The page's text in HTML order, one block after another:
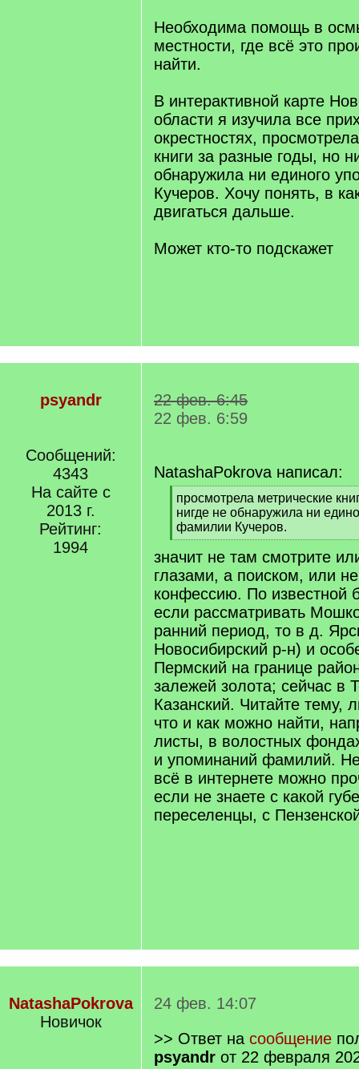
Необходима помощь в
местности, где всё это
найти.
В интерактивной карте
области я изучила все
окрестностях,
книги за разные годы, но
обнаружила ни единого
Кучеров. Хочу понять, в
двигаться дальше.
Может кто-то подскажет
psyandr
Сообщений:
4343
На сайте с
2013 г.
Рейтинг:
1994
22 фев. 6:45
22 фев. 6:59
NatashaPokrova написал:
[
q
]
просмотрела метрические
нигде не обнаружила ни
фамилии Кучеров.
[
/
q
]
значит не там смотрите
глазами, а поиском, или
конфессию. По известной
если рассматривать
ранний период, то в д.
Новосибирский р-н) и
Пермский на границе
залежей золота; сейчас в
Казанский. Читайте тему,
что и как можно найти,
листы, в волостных
и упоминаний фамилий.
всё в интернете можно
если не знаете с какой
переселенцы, с
NatashaPokrova
Новичок
24 фев. 14:07
>> Ответ на сообщение
psyandr от 22 февраля